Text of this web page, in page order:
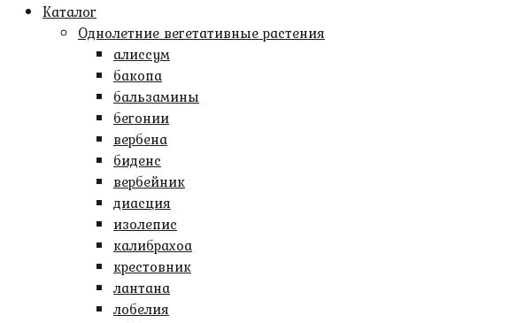
Каталог
Однолетние вегетативные растения
алиссум
бакопа
бальзамины
бегонии
вербена
биденс
вербейник
диасция
изолепис
калибрахоа
крестовник
лантана
лобелия